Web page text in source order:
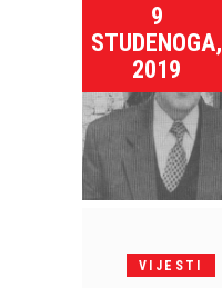
9
STUDENOGA,
2019
VIJESTI